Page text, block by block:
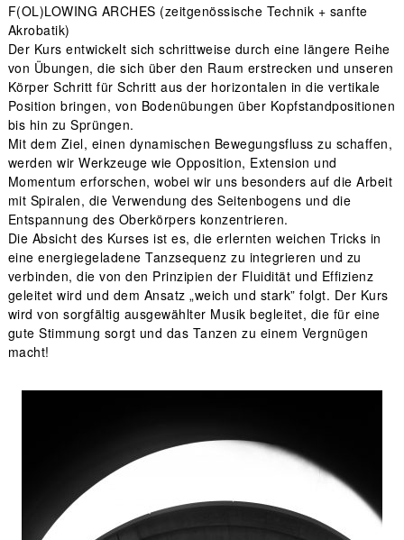
F(OL)LOWING ARCHES (zeitgenössische Technik + sanfte
Akrobatik)
Der Kurs entwickelt sich schrittweise durch eine längere Reihe
von Übungen, die sich über den Raum erstrecken und unseren
Körper Schritt für Schritt aus der horizontalen in die vertikale
Position bringen, von Bodenübungen über Kopfstandpositionen
bis hin zu Sprüngen.
Mit dem Ziel, einen dynamischen Bewegungsfluss zu schaffen,
werden wir Werkzeuge wie Opposition, Extension und
Momentum erforschen, wobei wir uns besonders auf die Arbeit
mit Spiralen, die Verwendung des Seitenbogens und die
Entspannung des Oberkörpers konzentrieren.
Die Absicht des Kurses ist es, die erlernten weichen Tricks in
eine energiegeladene Tanzsequenz zu integrieren und zu
verbinden, die von den Prinzipien der Fluidität und Effizienz
geleitet wird und dem Ansatz „weich und stark” folgt. Der Kurs
wird von sorgfältig ausgewählter Musik begleitet, die für eine
gute Stimmung sorgt und das Tanzen zu einem Vergnügen
macht!